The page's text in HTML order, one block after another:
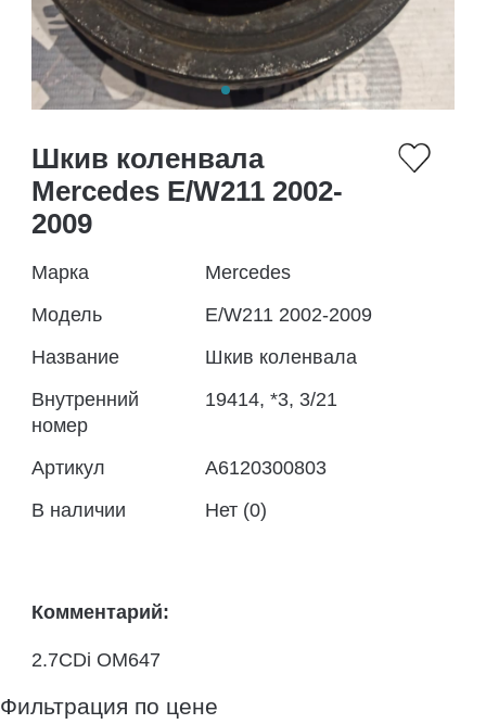
Шкив коленвала
Mercedes E/W211 2002-
2009
Марка
Mercedes
Модель
E/W211 2002-2009
Название
Шкив коленвала
Внутренний
номер
19414, *3, 3/21
Артикул
A6120300803
В наличии
Нет (0)
Комментарий:
2.7CDi OM647
Фильтрация по цене